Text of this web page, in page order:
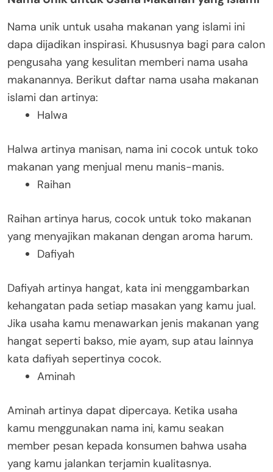
Nama unik untuk usaha makanan yang islami ini
dapa dijadikan inspirasi. Khususnya bagi para calon
pengusaha yang kesulitan memberi nama usaha
makanannya. Berikut daftar nama usaha makanan
islami dan artinya:
Halwa
Halwa artinya manisan, nama ini cocok untuk toko
makanan yang menjual menu manis-manis.
Raihan
Raihan artinya harus, cocok untuk toko makanan
yang menyajikan makanan dengan aroma harum.
Dafiyah
Dafiyah artinya hangat, kata ini menggambarkan
kehangatan pada setiap masakan yang kamu jual.
Jika usaha kamu menawarkan jenis makanan yang
hangat seperti bakso, mie ayam, sup atau lainnya
kata dafiyah sepertinya cocok.
Aminah
Aminah artinya dapat dipercaya. Ketika usaha
kamu menggunakan nama ini, kamu seakan
member pesan kepada konsumen bahwa usaha
yang kamu jalankan terjamin kualitasnya.